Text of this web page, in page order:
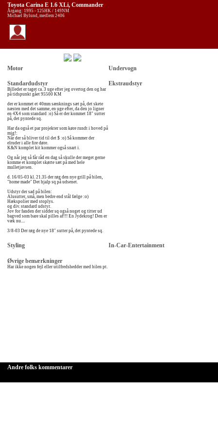
Toyota Carina E 1.6 XLi, Commander
Årgang: 1995 - 125HK / 149NM
Michael Bylund, medlem 2406
Motor Undervogn
Standardudstyr
Billedet er taget ca. 3 uge efter jeg overtog den og har
på tidspunkt gået 95500 KM
der er kommet et 40mm sænknings sæt på, det skete
næsten med det samme, en uge efter, da den jo ligner
en 4X4 som standard :o) Så er der kommet 18" sutter
på, det pyntede sq.
Har da også et par projekter som køre rundt i hoved på
mig!:
Når der så bliver tid til det $ :o) Så kommer der
elruder i alle fire døre.
K&N komplet kit kommer også snart i.
Og når jeg så får råd en dag så skulle der meget gerne
komme et komplet skørte sæt på med hele
mulletjavsen.
d. 16/05-03 kl. 21.35 der røg den nye grill på bilen,
"home made" Det hjalp sq på udsenet.
Udstyr der sad på bilen:
Alusutter, små, men bedre end stål fælge :o)
Hækspolier med stoplys.
og div. standard udstyr.
Jov for fanden der sidder sq også noget og titter ud
bagved som bare skal pilles af!!! En Jydekrog! Den er
væk nu....
3/8-03 Der røg de nye 18" sutter på, det pyntede sq.
Ekstraudstyr
Styling In-Car-Entertainment
Øvrige bemærkninger
Har ikke nogen fejl eller utilfredshedder med bilen pt.
Andre folks kommentarer